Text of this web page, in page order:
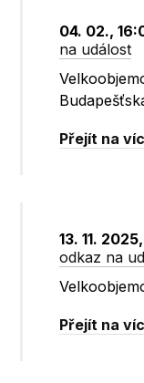
04. 02.,
na událost
Přejít na
13. 11.
odkaz na
Přejít na